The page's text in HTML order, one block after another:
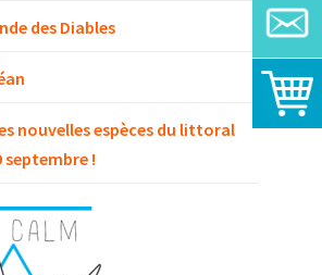
des Diables
nouvelles espèces du littoral
septembre !